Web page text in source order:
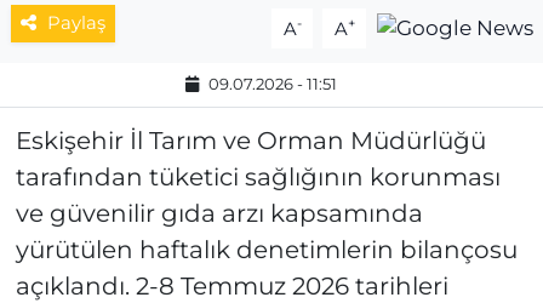
Paylaş A- A+
09.07.2026 - 11:51
Eskişehir İl Tarım ve Orman Müdürlüğü
tarafından tüketici sağlığının korunması
ve güvenilir gıda arzı kapsamında
yürütülen haftalık denetimlerin bilançosu
açıklandı. 2-8 Temmuz 2026 tarihleri